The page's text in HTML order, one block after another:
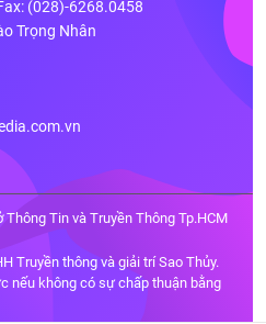
(028)-6268.0458
Trọng Nhân
Tin và Truyền Thông Tp.HCM
Truyền thông và giải trí Sao Thủy.
nếu không có sự chấp thuận bằng